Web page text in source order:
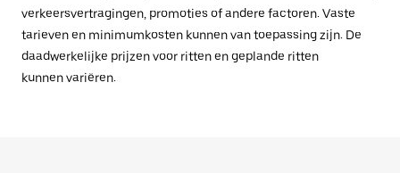
verkeersvertragingen, promoties of andere factoren. Vaste
tarieven en minimumkosten kunnen van toepassing zijn. De
daadwerkelijke prijzen voor ritten en geplande ritten
kunnen variëren.